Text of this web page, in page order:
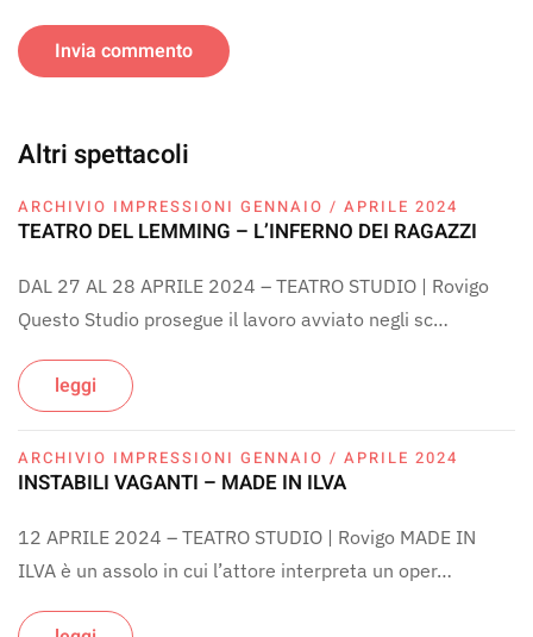
Invia commento
Altri spettacoli
ARCHIVIO IMPRESSIONI GENNAIO / APRILE 2024
TEATRO DEL LEMMING – L’INFERNO DEI RAGAZZI
DAL 27 AL 28 APRILE 2024 – TEATRO STUDIO | Rovigo
Questo Studio prosegue il lavoro avviato negli sc…
leggi
ARCHIVIO IMPRESSIONI GENNAIO / APRILE 2024
INSTABILI VAGANTI – MADE IN ILVA
12 APRILE 2024 – TEATRO STUDIO | Rovigo MADE IN
ILVA è un assolo in cui l’attore interpreta un oper…